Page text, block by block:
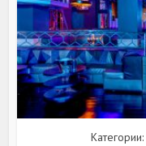
Категории: